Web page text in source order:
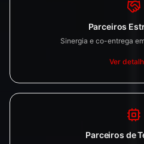
Parceiros
Sinergia e co-entrega
Ver
Parceiros de